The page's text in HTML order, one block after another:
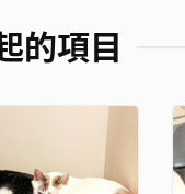
的項目